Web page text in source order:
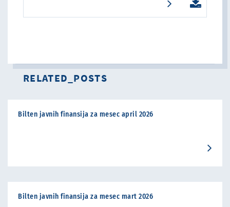
RELATED_POSTS
Bilten javnih finansija za mesec april 2026
Bilten javnih finansija za mesec mart 2026